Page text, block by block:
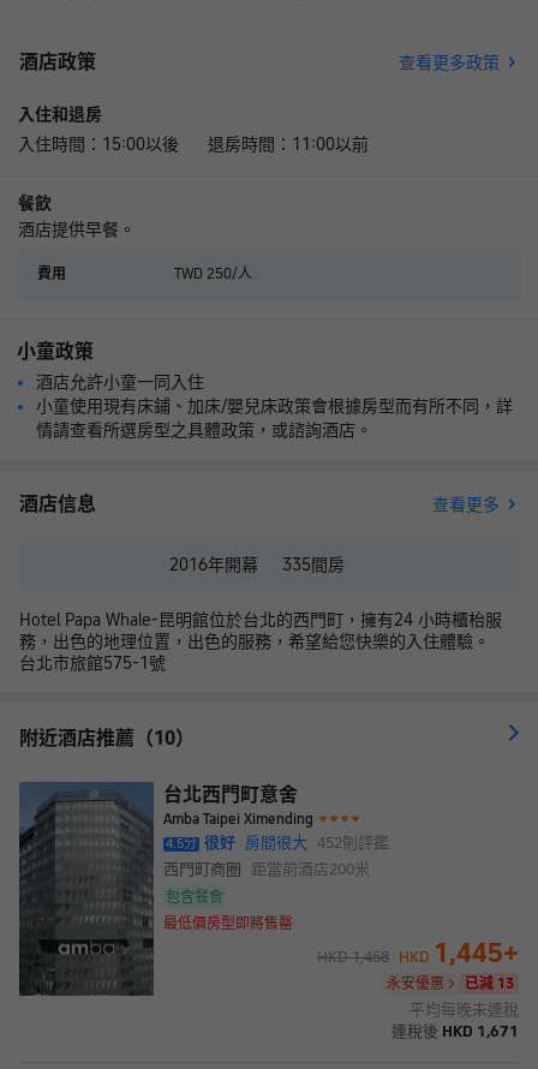
酒店政策 查看更多政策
入住和退房
入住時間：15:00以後 退房時間：11:00以前
餐飲
酒店提供早餐。
費用 TWD 250/人
小童政策
酒店允許小童一同入住
小童使用現有床鋪、加床/嬰兒床政策會根據房型而有所不同，詳
情請查看所選房型之具體政策，或諮詢酒店。
酒店信息 查看更多
2016年開幕 335間房
Hotel Papa Whale-昆明館位於台北的西門町，擁有24 小時櫃枱服
務，出色的地理位置，出色的服務，希望給您快樂的入住體驗。
台北市旅館575-1號
附近酒店推薦（10）
台北西門町意舍
Amba Taipei Ximending
4.5分 很好 房間很大 452則評鑑
西門町商圈
距當前酒店200米
包含餐食
最低價房型即將售罄
HKD1,458 HKD 1,445+
永安優惠 已減 13
平均每晚未連稅
連稅後 HKD 1,671